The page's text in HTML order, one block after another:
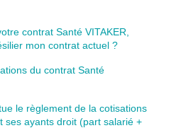
contrat Santé VITAKER,
mon contrat actuel ?
du contrat Santé
le règlement de la cotisations
ses ayants droit (part salarié +